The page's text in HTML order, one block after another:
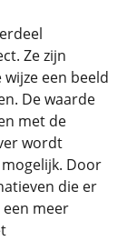
Ze zijn
een beeld
De waarde
met de
wordt
Door
die er
meer